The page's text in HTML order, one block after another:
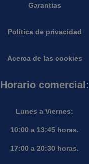
Garantias
Política de privacidad
Acerca de las cookies
Horario comercial:
Lunes a Viernes:
10:00 a 13:45 horas.
17:00 a 20:30 horas.